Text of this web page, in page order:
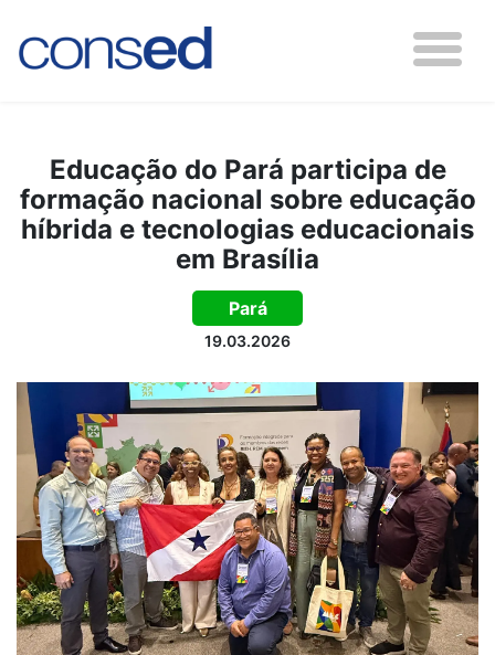
Educação do Pará participa de
formação nacional sobre educação
híbrida e tecnologias educacionais
em Brasília
Pará
19.03.2026